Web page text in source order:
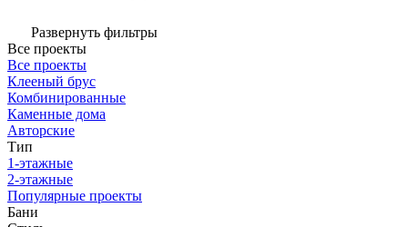
Развернуть фильтры
Все проекты
Все проекты
Клееный брус
Комбинированные
Каменные дома
Авторские
Тип
1-этажные
2-этажные
Популярные проекты
Бани